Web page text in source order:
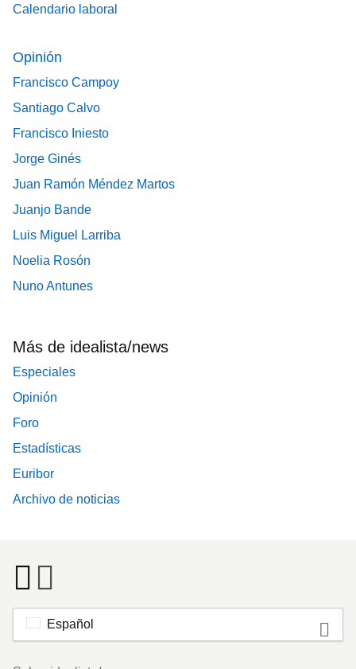
Calendario laboral
Opinión
Francisco Campoy
Santiago Calvo
Francisco Iniesto
Jorge Ginés
Juan Ramón Méndez Martos
Juanjo Bande
Luis Miguel Larriba
Noelia Rosón
Nuno Antunes
Más de idealista/news
Especiales
Opinión
Foro
Estadísticas
Euribor
Archivo de noticias
Español
Footer